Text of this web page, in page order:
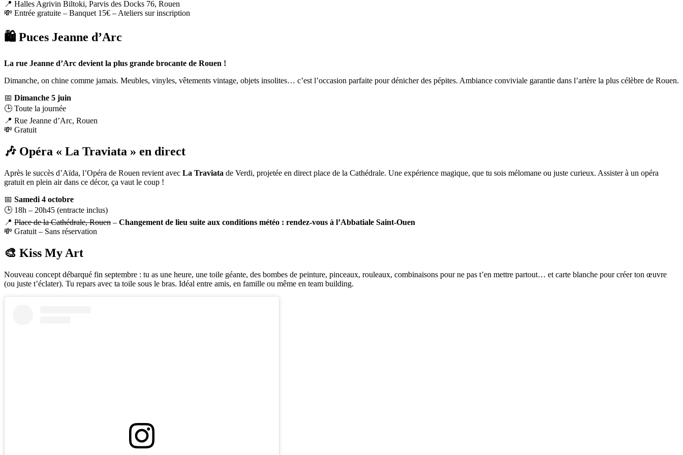
📍 Halles Agrivin Biltoki, Parvis des Docks 76, Rouen
💸 Entrée gratuite – Banquet 15€ – Ateliers sur inscription
🛍️ Puces Jeanne d’Arc
La rue Jeanne d’Arc devient la plus grande brocante de Rouen !
Dimanche, on chine comme jamais. Meubles, vinyles, vêtements vintage, objets insolites… c’est l’occasion parfaite pour dénicher des pépites. Ambiance conviviale garantie dans l’artère la plus célèbre de Rouen.
📅 Dimanche 5 juin
🕒 Toute la journée
📍 Rue Jeanne d’Arc, Rouen
💸 Gratuit
🎶 Opéra « La Traviata » en direct
Après le succès d’Aïda, l’Opéra de Rouen revient avec La Traviata de Verdi, projetée en direct place de la Cathédrale. Une expérience magique, que tu sois mélomane ou juste curieux. Assister à un opéra
gratuit en plein air dans ce décor, ça vaut le coup !
📅 Samedi 4 octobre
🕒 18h – 20h45 (entracte inclus)
📍 Place de la Cathédrale, Rouen – Changement de lieu suite aux conditions météo : rendez-vous à l’Abbatiale Saint-Ouen
💸 Gratuit – Sans réservation
🎨 Kiss My Art
Nouveau concept débarqué fin septembre : tu as une heure, une toile géante, des bombes de peinture, pinceaux, rouleaux, combinaisons pour ne pas t’en mettre partout… et carte blanche pour créer ton œuvre
(ou juste t’éclater). Tu repars avec ta toile sous le bras. Idéal entre amis, en famille ou même en team building.